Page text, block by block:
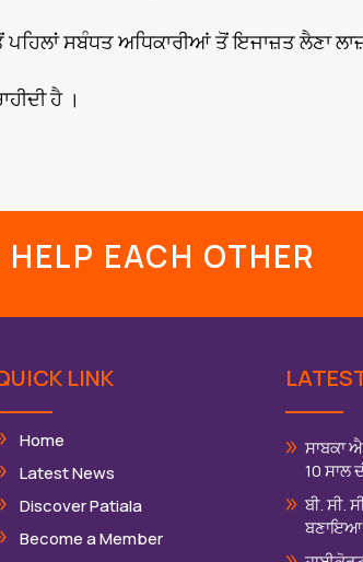
ਸਬੰਧਤ ਅਧਿਕਾਰੀਆਂ ਤੋਂ ਇਜਾਜ਼ਤ ਲੈਣਾ
ਹੈ ।
HELP EACH OTHER
LINK
Home
Latest News
Discover Patiala
Become a Member
ਸਾਬਕਾ
10 ਸਾਲ
ਬੀ. ਸੀ.
ਬਣਾਇਆ